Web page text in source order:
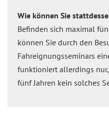
Wie können Sie
Befinden sich maximal
können Sie durch den
Fahreignungsseminars
funktioniert allerdings
fünf Jahren kein solches